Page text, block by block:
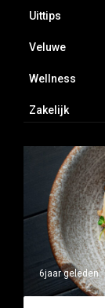
Uittips
Veluwe
Wellness
Zakelijk
6jaar geleden